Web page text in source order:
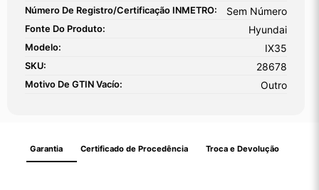
Número De Registro/certificação INMETRO: Sem Número
Fonte Do Produto: Hyundai
Modelo: IX35
SKU: 28678
Motivo De GTIN Vacío: Outro
Garantia Certificado de Procedência Troca e Devolução